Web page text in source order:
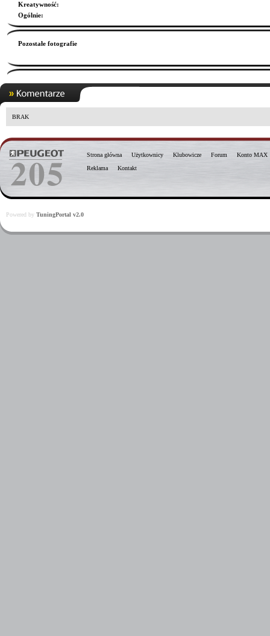
Kreatywność:
Ogólnie:
Pozostałe fotografie
BRAK
Strona główna Użytkownicy Klubowicze Forum
Konto MAX
Reklama
Kontakt
Powered by TuningPortal v2.0